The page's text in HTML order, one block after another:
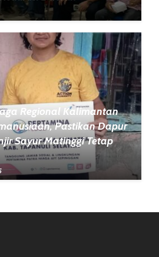
Regional Kalimantan
Pastikan Dapur
Sayur Matinggi Tetap